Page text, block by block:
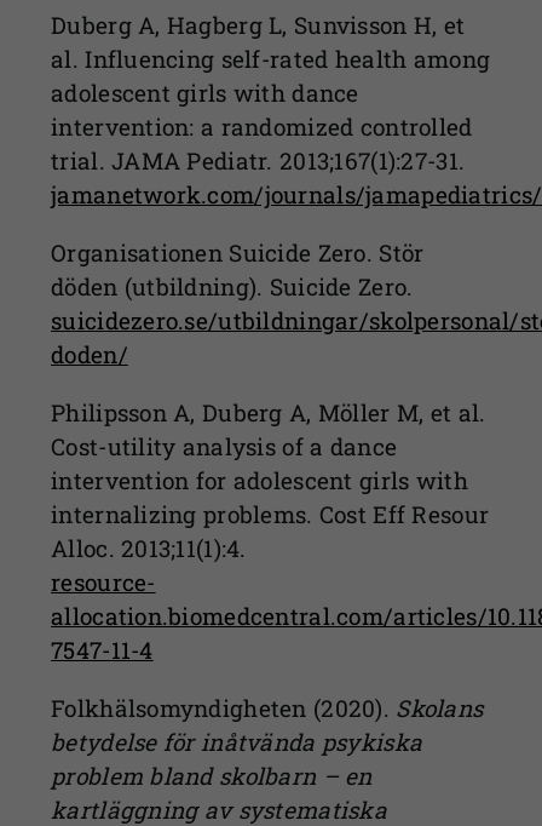
Duberg A, Hagberg L, Sunvisson H, et
al. Influencing self-rated health among
adolescent girls with dance
intervention: a randomized controlled
trial. JAMA Pediatr. 2013;167(1):27-31.
jamanetwork.com/journals/
Organisationen Suicide Zero. Stör
döden (utbildning). Suicide Zero.
suicidezero.se/utbildningar/skolpersonal/
doden/
Philipsson A, Duberg A, Möller M, et al.
Cost-utility analysis of a dance
intervention for adolescent girls with
internalizing problems. Cost Eff Resour
Alloc. 2013;11(1):4.
resource-
allocation.biomedcentral.com/articles/
7547-11-4
Folkhälsomyndigheten (2020). Skolans
betydelse för inåtvända psykiska
problem bland skolbarn – en
kartläggning av systematiska